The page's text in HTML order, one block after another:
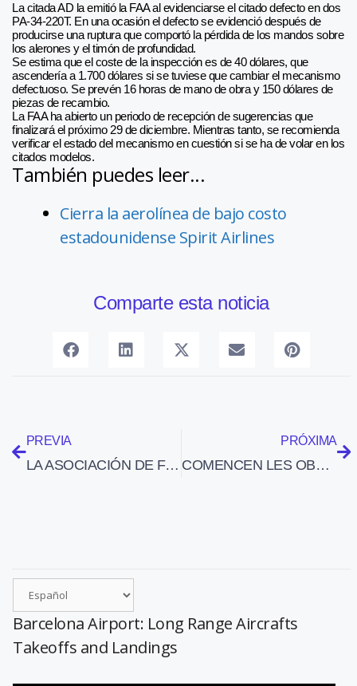
La citada AD la emitió la FAA al evidenciarse el citado defecto en dos
PA-34-220T. En una ocasión el defecto se evidenció después de
producirse una ruptura que comportó la pérdida de los mandos sobre
los alerones y el timón de profundidad.
Se estima que el coste de la inspección es de 40 dólares, que
ascendería a 1.700 dólares si se tuviese que cambiar el mecanismo
defectuoso. Se prevén 16 horas de mano de obra y 150 dólares de
piezas de recambio.
La FAA ha abierto un periodo de recepción de sugerencias que
finalizará el próximo 29 de diciembre. Mientras tanto, se recomienda
verificar el estado del mecanismo en cuestión si se ha de volar en los
citados modelos.
También puedes leer...
Cierra la aerolínea de bajo costo
estadounidense Spirit Airlines
Comparte esta noticia
PREVIA
LA ASOCIACIÓN DE FABRICANTES DE AVIACIÓN GENERAL ELIGE PRESIDENTE A ROBERT WILSON, DE HONEYWELL
PRÓXIMA
COMENCEN LES OBRES PER REOBRIR L’AEROPORT DE LA SEU D’URGELL
Barcelona Airport: Long Range Aircrafts
Takeoffs and Landings